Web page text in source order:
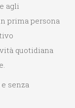
agli
prima persona
quotidiana
e senza